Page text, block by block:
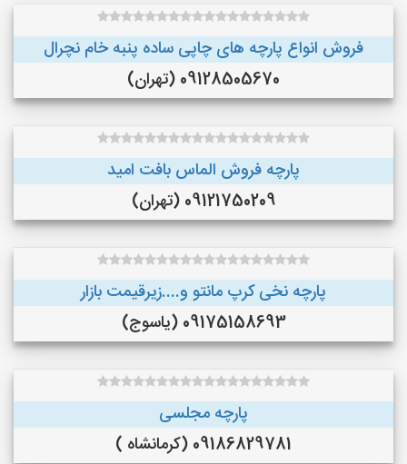
فروش انواع پارچه های چاپی ساده پنبه خام نچرال
09128505670 (تهران)
پارچه فروش الماس بافت امید
09121750209 (تهران)
پارچه نخی کرپ مانتو و....زیرقیمت بازار
09175158693 (یاسوج)
پارچه مجلسی
09186829781 (کرمانشاه )